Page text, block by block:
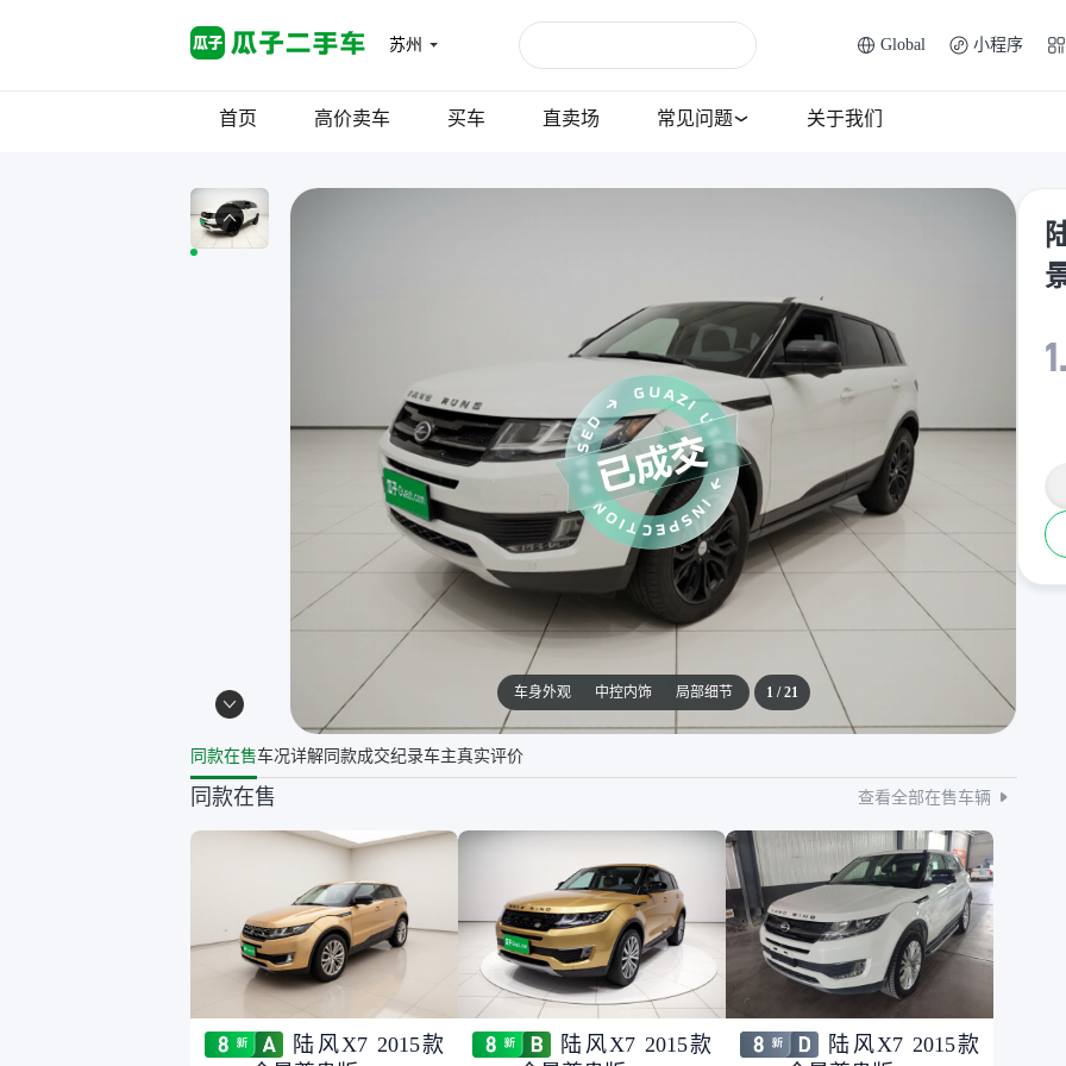
苏州 Global 小程序
首页 高价卖车 买车 直卖场 常见问题 关于我们
车身外观 中控内饰 局部细节 1/21
同款在售车况详解同款成交纪录车主真实评价
同款在售 查看全部在售车辆
陆风X7 2015款
陆风X7 2015款
陆风X7 2015款